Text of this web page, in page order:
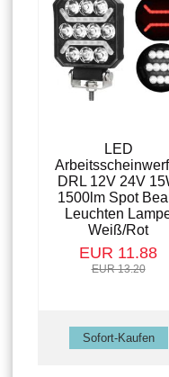
LED
DRL 12V 24V
1500lm Spot
Leuchten
Weiß/Rot
EUR 11.88
EUR 13.20